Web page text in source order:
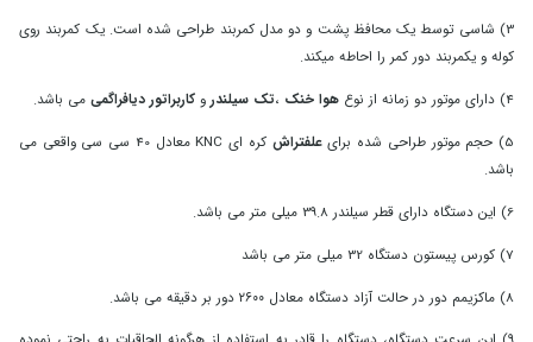
3) شاسی توسط یک محافظ پشت و دو مدل کمربند طراحی شده است. یک کمربند روی
کوله و یکمربند دور کمر را احاطه میکند.
4) دارای موتور دو زمانه از نوع
هوا خنک ،تک سیلندر و کاربراتور دیافراگمی می باشد.
5) حجم موتور طراحی شده برای
علفتراش
کره ای KNC معادل 40 سی سی واقعی می
باشد.
6) این دستگاه دارای قطر سیلندر 39.8 میلی متر می باشد.
7) کورس پیستون دستگاه 32 میلی متر می باشد
8) ماکزیمم دور در حالت آزاد دستگاه معادل ۲۶۰۰ دور بر دقیقه می باشد.